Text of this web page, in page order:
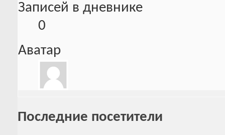
Записей в дневнике
0
Аватар
Последние посетители